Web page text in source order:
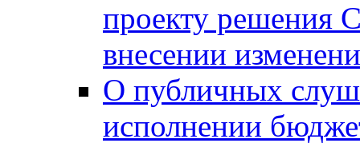
проекту решения
внесении
О публичных
исполнении